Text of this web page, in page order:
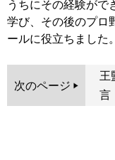
うちにその経験がで
学び、その後のプロ
ールに役立ちました。
次のページ
王
言